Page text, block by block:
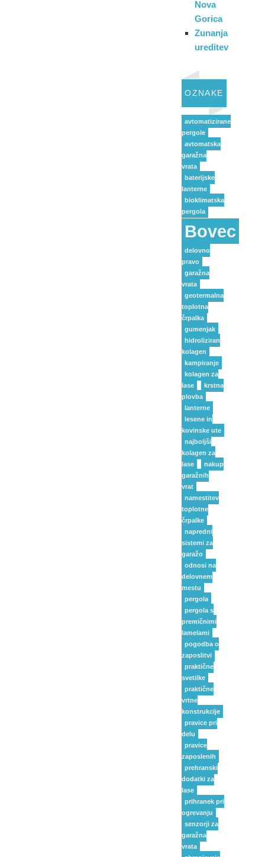
Nova
Gorica
Zunanja
ureditev
OZNAKE
avtomatizirane
pergole
avtomatska
garažna
vrata
baterijske
lanterne
bioklimatska
pergola
Bovec
delovno
pravo
garažna
vrata
geotermalna
toplotna
črpalka
gumenjak
hidroliziran
kolagen
kampiranje
kolagen za
lase
krstna
plovba
lanterne
lesene in
kovinske ute
najboljši
kolagen za
lase
nakup
garažnih
vrat
namestitev
toplotne
črpalke
napredni
sistemi za
garažo
odnosi na
delovnem
mestu
pergola
pergola s
premičnimi
lamelami
pogodba o
zaposlitvi
praktične
svetilke
praktične
vrtne
konstrukcije
pravice pri
delu
pravice
zaposlenih
prehranski
dodatki za
lase
prihranek pri
ogrevanju
senzorji za
garažna
vrata